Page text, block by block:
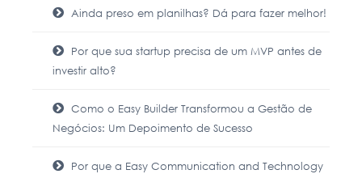
Ainda preso em planilhas? Dá para fazer melhor!
Por que sua startup precisa de um MVP antes de
investir alto?
Como o Easy Builder Transformou a Gestão de
Negócios: Um Depoimento de Sucesso
Por que a Easy Communication and Technology